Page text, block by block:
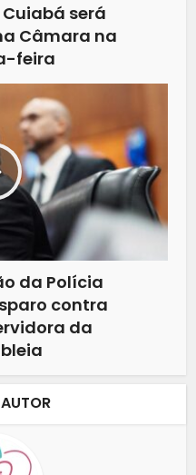
será
Câmara na
feira
da Polícia
contra
da